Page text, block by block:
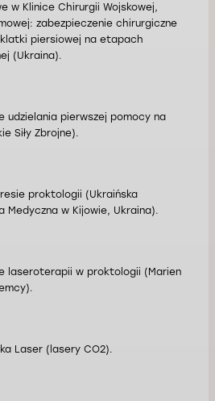
w Klinice Chirurgii Wojskowej,
zabezpieczenie chirurgiczne
piersiowej na etapach
(Ukraina).
udzielania pierwszej pomocy na
Siły Zbrojne).
proktologii (Ukraińska
Medyczna w Kijowie, Ukraina).
laseroterapii w proktologii (Marien
Laser (lasery СО2).